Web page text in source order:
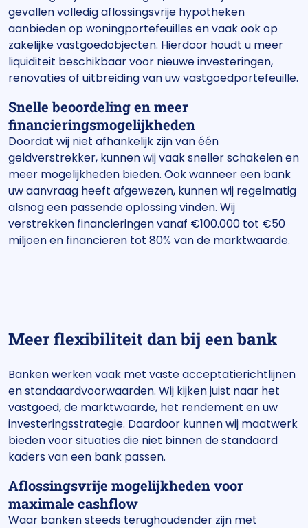
gevallen volledig aflossingsvrije hypotheken
aanbieden op woningportefeuilles en vaak ook op
zakelijke vastgoedobjecten. Hierdoor houdt u meer
liquiditeit beschikbaar voor nieuwe investeringen,
renovaties of uitbreiding van uw vastgoedportefeuille.
Snelle beoordeling en meer
financieringsmogelijkheden
Doordat wij niet afhankelijk zijn van één
geldverstrekker, kunnen wij vaak sneller schakelen en
meer mogelijkheden bieden. Ook wanneer een bank
uw aanvraag heeft afgewezen, kunnen wij regelmatig
alsnog een passende oplossing vinden. Wij
verstrekken financieringen vanaf €100.000 tot €50
miljoen en financieren tot 80% van de marktwaarde.
Meer flexibiliteit dan bij een bank
Banken werken vaak met vaste acceptatierichtlijnen
en standaardvoorwaarden. Wij kijken juist naar het
vastgoed, de marktwaarde, het rendement en uw
investeringsstrategie. Daardoor kunnen wij maatwerk
bieden voor situaties die niet binnen de standaard
kaders van een bank passen.
Aflossingsvrije mogelijkheden voor
maximale cashflow
Waar banken steeds terughoudender zijn met